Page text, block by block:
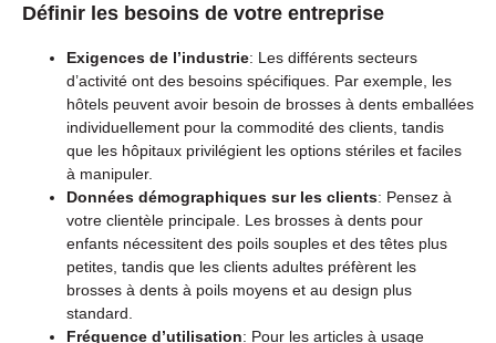
Définir les besoins de votre entreprise
Exigences de l’industrie: Les différents secteurs
d’activité ont des besoins spécifiques. Par exemple, les
hôtels peuvent avoir besoin de brosses à dents emballées
individuellement pour la commodité des clients, tandis
que les hôpitaux privilégient les options stériles et faciles
à manipuler.
Données démographiques sur les clients: Pensez à
votre clientèle principale. Les brosses à dents pour
enfants nécessitent des poils souples et des têtes plus
petites, tandis que les clients adultes préfèrent les
brosses à dents à poils moyens et au design plus
standard.
Fréquence d’utilisation: Pour les articles à usage